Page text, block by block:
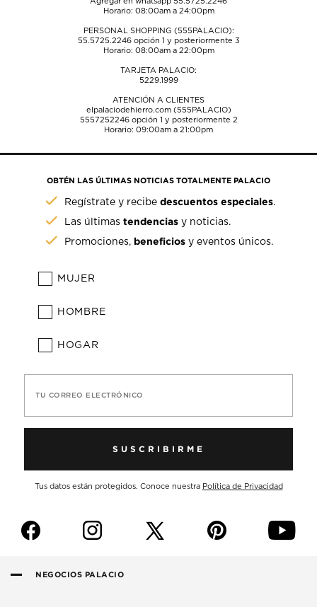
Horario: 08:00am a 24:00pm
PERSONAL SHOPPING (555PALACIO):
55.5725.2246opción 1 y posteriormente 3
Horario: 08:00am a 22:00pm
TARJETA PALACIO:
5229.1999
ATENCIÓN A CLIENTES
elpalaciodehierro.com (555PALACIO)
5557252246opción 1 y posteriormente 2
Horario: 09:00am a 21:00pm
OBTÉN LAS ÚLTIMAS NOTICIAS TOTALMENTE PALACIO
Regístrate y recibedescuentos especiales.
Las últimastendencias y noticias.
Promociones, beneficios y eventos únicos.
MUJER
HOMBRE
HOGAR
TU CORREO ELECTRÓNICO
SUSCRIBIRME
Tus datos están protegidos. Conoce nuestra Política de Privacidad
f i p y
NEGOCIOS PALACIO